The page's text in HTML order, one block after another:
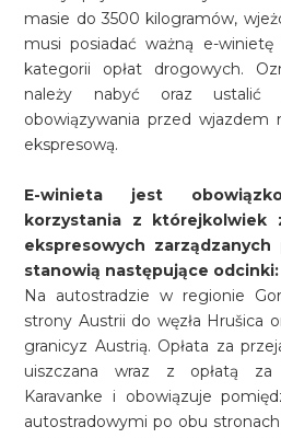
masie do 3500 kilogramów,
musi posiadać ważną e-
kategorii opłat drogowych.
należy nabyć oraz ustalić
obowiązywania przed wjazdem
ekspresową.
E-winieta jest
korzystania z
ekspresowych zarządzanych
stanowią następujące odcinki:
Na autostradzie w regionie
strony Austrii do węzła Hrušica
granicyz Austrią. Opłata za
uiszczana wraz z opłatą
Karavanke i obowiązuje
autostradowymi po obu